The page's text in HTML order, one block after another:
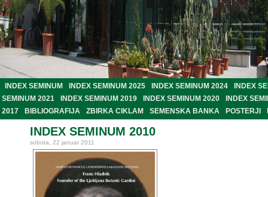
INDEX SEMINUM INDEX SEMINUM 2025 INDEX SEMINUM 2024
INDEX
SEMINUM 2021
INDEX SEMINUM 2019 INDEX SEMINUM 2020
INDEX
2017
BIBLIOGRAFIJA ZBIRKA CIKLAM SEMENSKA BANKA POSTERJI
INDEX SEMINUM 2010
sobota, 22 januar 2011